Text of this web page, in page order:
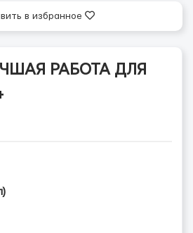
в избранное
РАБОТА ДЛЯ